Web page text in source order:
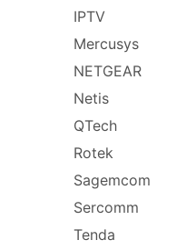
IPTV
Mercusys
NETGEAR
Netis
QTech
Rotek
Sagemcom
Sercomm
Tenda